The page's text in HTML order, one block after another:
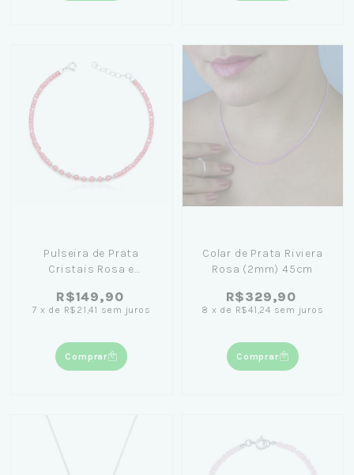
Pulseira de Prata
Cristais Rosa e
R$149,90
7 x de R$21,41 sem juros
Comprar
Colar de Prata Riviera
Rosa (2mm) 45cm
R$329,90
8 x de R$41,24 sem juros
Comprar